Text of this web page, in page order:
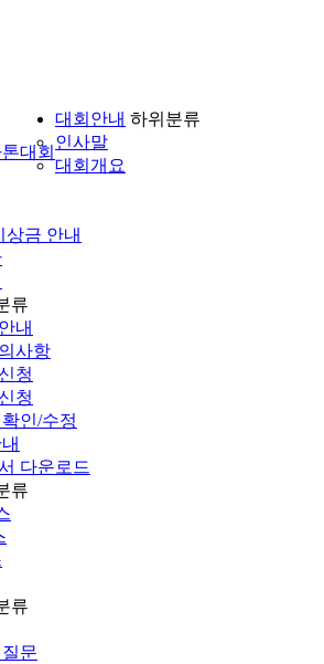
대회
대회안내 하위분류
인사말
대회개요
상금 안내
류
내
사항
청
청
인/수정
다운로드
류
류
문